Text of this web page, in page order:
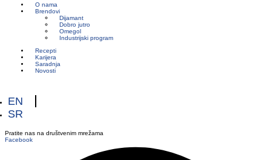
O nama
Brendovi
Dijamant
Dobro jutro
Omegol
Industrijski program
Recepti
Karijera
Saradnja
Novosti
EN
SR
Pratite nas na društvenim mrežama
Facebook